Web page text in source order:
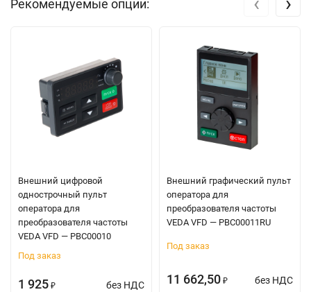
Рекомендуемые опции:
Внешний цифровой
однострочный пульт
оператора для
преобразователя частоты
VEDA VFD — PBC00010
Под заказ
1 925 ₽ без НДС
Внешний графический пульт
оператора для
преобразователя частоты
VEDA VFD — PBC00011RU
Под заказ
11 662,50 ₽ без НДС